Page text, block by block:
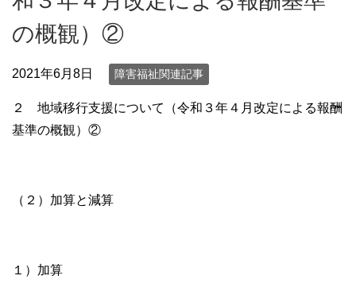
の概観）②
2021年6月8日 障害福祉関連記事
２ 地域移行支援について（令和３年４月改定による報酬
基準の概観）②
（２）加算と減算
１）加算